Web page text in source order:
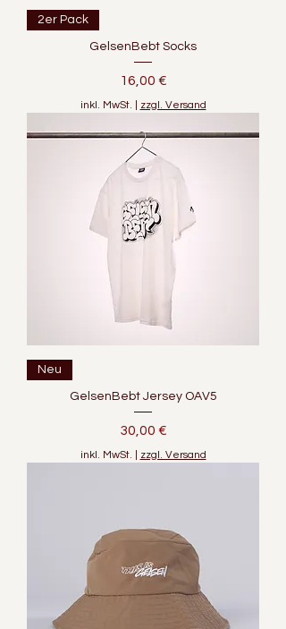
2er Pack
GelsenBebt Socks
Preis
16,00 €
inkl. MwSt. zzgl. Versand
Neu
GelsenBebt Jersey OAV5
Preis
30,00 €
inkl. MwSt. zzgl. Versand